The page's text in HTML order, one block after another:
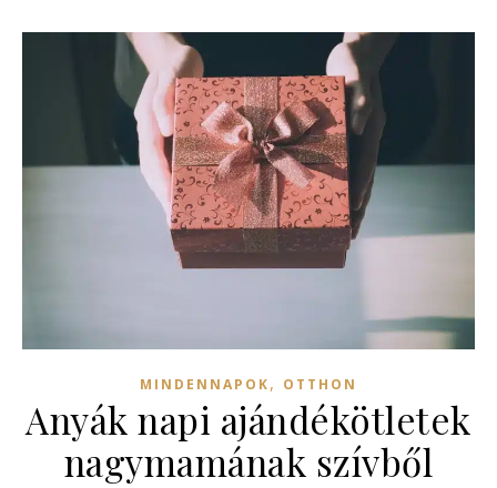
MINDENNAPOK, OTTHON
Anyák napi ajándékötletek
nagymamának szívből